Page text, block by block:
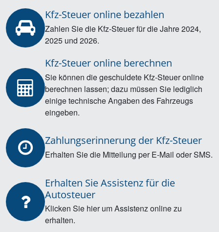
Kfz-Steuer online bezahlen
Zahlen Sie die Kfz-Steuer für die Jahre 2024,
2025 und 2026.
Kfz-Steuer online berechnen
Sie können die geschuldete Kfz-Steuer online
berechnen lassen; dazu müssen Sie lediglich
einige technische Angaben des Fahrzeugs
eingeben.
Zahlungserinnerung der Kfz-Steuer
Erhalten Sie die Mitteilung per E-Mail oder SMS.
Erhalten Sie Assistenz für die
Autosteuer
Klicken Sie hier um Assistenz online zu
erhalten.